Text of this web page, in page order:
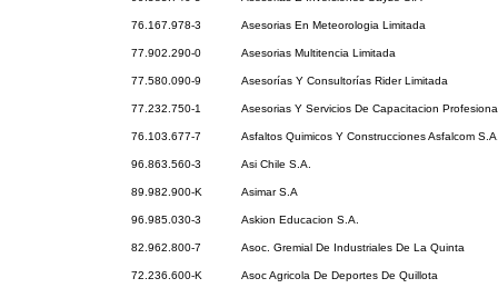
76.167.978-3 Asesorias En Meteorologia Limitada
77.902.290-0 Asesorias Multitencia Limitada
77.580.090-9 Asesorías Y Consultorías Rider Limitada
77.232.750-1 Asesorias Y Servicios De Capacitacion
76.103.677-7 Asfaltos Quimicos Y Construcciones Asfalcom
96.863.560-3 Asi Chile S.A.
89.982.900-K Asimar S.A
96.985.030-3 Askion Educacion S.A.
82.962.800-7 Asoc. Gremial De Industriales De La Quinta
72.236.600-K Asoc Agricola De Deportes De Quillota